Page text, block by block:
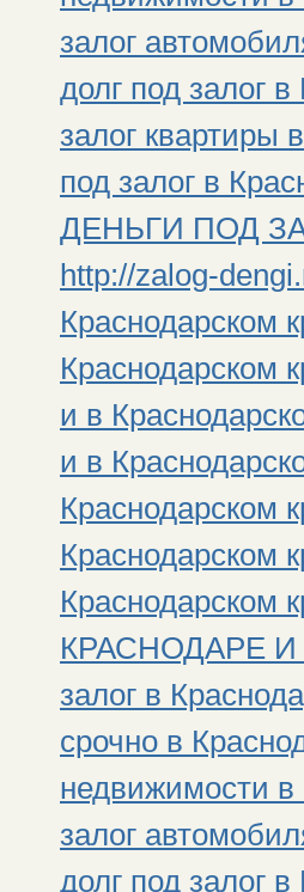
залог
долг под залог
залог квартиры
под залог в
ДЕНЬГИ ПОД
http://zalog-
Краснодарском
Краснодарском
и в
и в
Краснодарском
Краснодарском
КРАСНОДАРЕ И
залог в
срочно в
недвижимости в
залог
долг под залог